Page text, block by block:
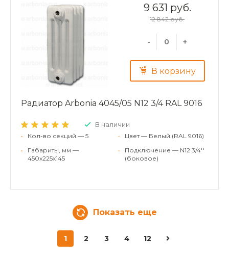
9 631 руб.
12 842 руб.
- +
В корзину
Радиатор Arbonia 4045/05 N12 3/4 RAL 9016
В наличии
•
Кол-во секций — 5
•
Габариты, мм —
450x225x145
•
Цвет — Белый (RAL 9016)
•
Подключение — N12 3/4''
(боковое)
Показать еще
1 2 3 4 12